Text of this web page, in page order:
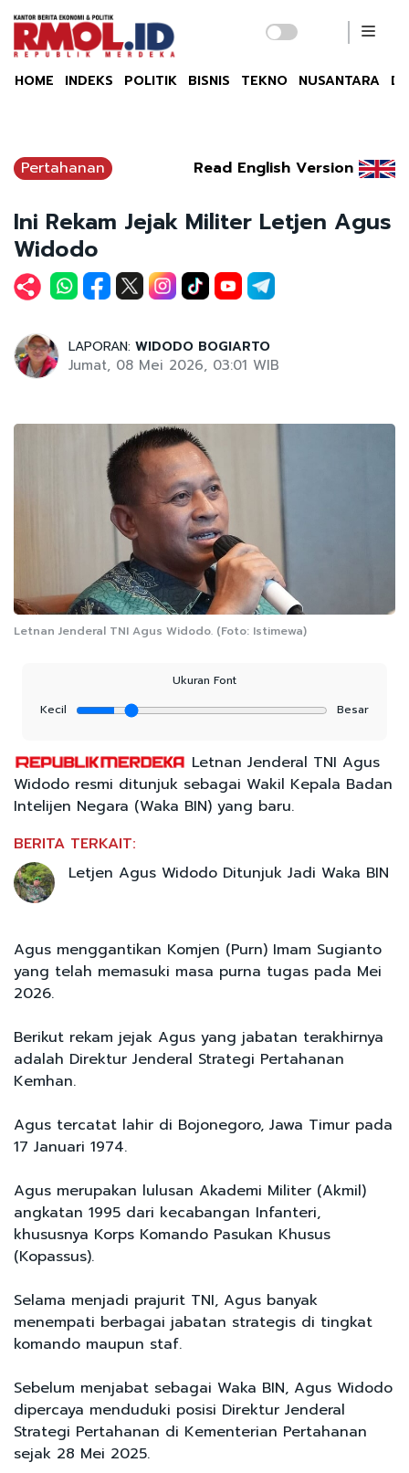
HOME INDEKS POLITIK BISNIS TEKNO NUSANTARA
Pertahanan Read English Version
Ini Rekam Jejak Militer Letjen Agus
Widodo
LAPORAN: WIDODO BOGIARTO
Jumat, 08 Mei 2026, 03:01 WIB
Letnan Jenderal TNI Agus Widodo. (Foto: Istimewa)
Ukuran Font
Kecil
Besar
Letnan Jenderal TNI Agus
Widodo resmi ditunjuk sebagai Wakil Kepala Badan
Intelijen Negara (Waka BIN) yang baru.
BERITA TERKAIT:
Letjen Agus Widodo Ditunjuk Jadi Waka BIN
Agus menggantikan Komjen (Purn) Imam Sugianto
yang telah memasuki masa purna tugas pada Mei
2026.
Berikut rekam jejak Agus yang jabatan terakhirnya
adalah Direktur Jenderal Strategi Pertahanan
Kemhan.
Agus tercatat lahir di Bojonegoro, Jawa Timur pada
17 Januari 1974.
Agus merupakan lulusan Akademi Militer (Akmil)
angkatan 1995 dari kecabangan Infanteri,
khususnya Korps Komando Pasukan Khusus
(Kopassus).
Selama menjadi prajurit TNI, Agus banyak
menempati berbagai jabatan strategis di tingkat
komando maupun staf.
Sebelum menjabat sebagai Waka BIN, Agus Widodo
dipercaya menduduki posisi Direktur Jenderal
Strategi Pertahanan di Kementerian Pertahanan
sejak 28 Mei 2025.